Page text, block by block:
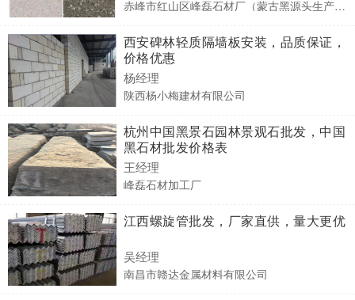
赤峰市红山区峰磊石材厂（蒙古黑源头生产厂家）
西安碑林轻质隔墙板安装，品质保证，
价格优惠
杨经理
陕西杨小梅建材有限公司
杭州中国黑景石园林景观石批发，中国
黑石材批发价格表
王经理
峰磊石材加工厂
江西螺旋管批发，厂家直供，量大更优
吴经理
南昌市赣达金属材料有限公司